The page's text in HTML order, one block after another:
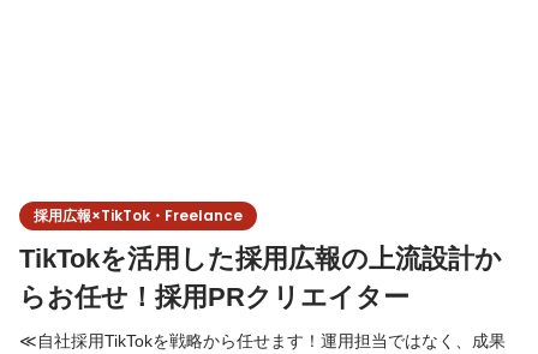
採用広報×TikTok・Freelance
TikTokを活用した採用広報の上流設計か
らお任せ！採用PRクリエイター
≪自社採用TikTokを戦略から任せます！運用担当ではなく、成果